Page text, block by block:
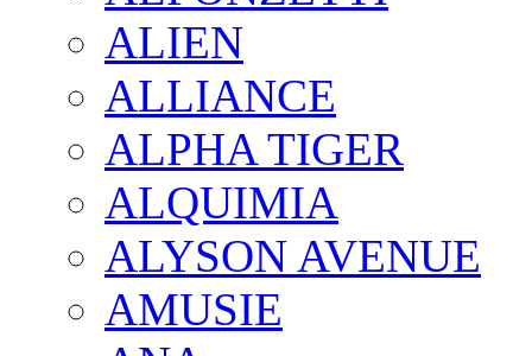
ALIEN
ALLIANCE
ALPHA TIGER
ALQUIMIA
ALYSON AVENUE
AMUSIE